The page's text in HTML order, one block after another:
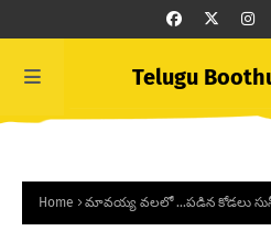
Telugu
Home మావయ్య వలలో ...పడిన కోడలు